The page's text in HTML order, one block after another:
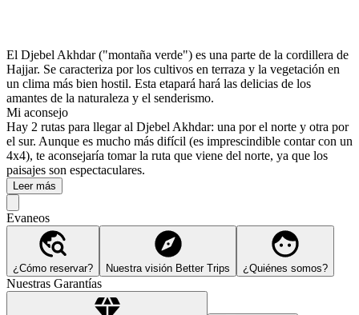
El Djebel Akhdar ("montaña verde") es una parte de la cordillera de
Hajjar. Se caracteriza por los cultivos en terraza y la vegetación en
un clima más bien hostil. Esta etapará hará las delicias de los
amantes de la naturaleza y el senderismo.
Mi aconsejo
Hay 2 rutas para llegar al Djebel Akhdar: una por el norte y otra por
el sur. Aunque es mucho más difícil (es imprescindible contar con un
4x4), te aconsejaría tomar la ruta que viene del norte, ya que los
paisajes son espectaculares.
Leer más
Evaneos
¿Cómo reservar? Nuestra visión Better Trips ¿Quiénes somos?
Nuestras Garantías